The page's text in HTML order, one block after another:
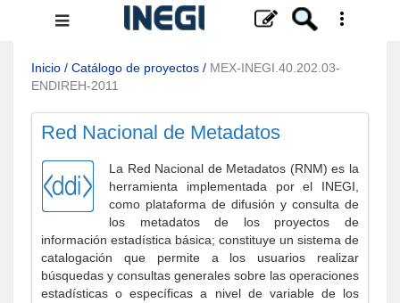
Menú
navegación
Inicio / Catálogo de proyectos / MEX-INEGI.40.202.03-
ENDIREH-2011
Red Nacional de Metadatos
La Red Nacional de Metadatos (RNM) es la
herramienta implementada por el INEGI,
como plataforma de difusión y consulta de
los metadatos de los proyectos de
información estadística básica; constituye un sistema de
catalogación que permite a los usuarios realizar
búsquedas y consultas generales sobre las operaciones
estadísticas o específicas a nivel de variable de los